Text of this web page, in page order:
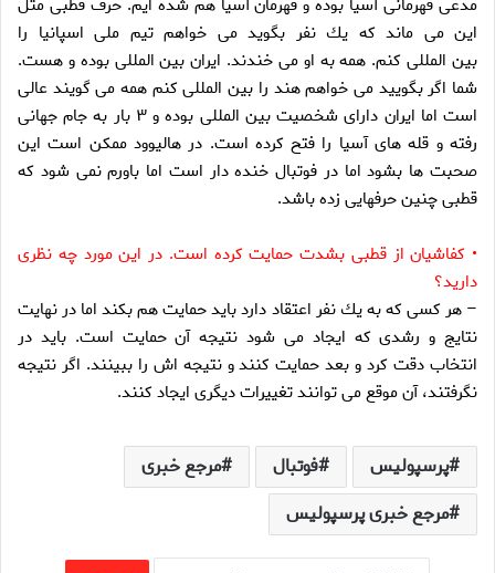
مدعى قهرمانى آسيا بوده و قهرمان آسيا هم شده ايم. حرف قطبى مثل
اين مى ماند كه يك نفر بگويد مى خواهم تيم ملى اسپانيا را
بين المللى كنم. همه به او مى خندند. ايران بين المللى بوده و هست.
شما اگر بگوييد مى خواهم هند را بين المللى كنم همه مى گويند عالى
است اما ايران داراى شخصيت بين المللى بوده و ۳ بار به جام جهانى
رفته و قله هاى آسيا را فتح كرده است. در هاليوود ممكن است اين
صحبت ها بشود اما در فوتبال خنده دار است اما باورم نمى شود كه
قطبى چنين حرفهايى زده باشد.
• كفاشيان از قطبى بشدت حمايت كرده است. در اين مورد چه نظرى
داريد؟
– هر كسى كه به يك نفر اعتقاد دارد بايد حمايت هم بكند اما در نهايت
نتايج و رشدى كه ايجاد مى شود نتيجه آن حمايت است. بايد در
انتخاب دقت كرد و بعد حمايت كنند و نتيجه اش را ببينند. اگر نتيجه
نگرفتند، آن موقع مى توانند تغييرات ديگرى ايجاد كنند.
پرسپولیس فوتبال
مرجع خبری
مرجع خبری پرسپولیس